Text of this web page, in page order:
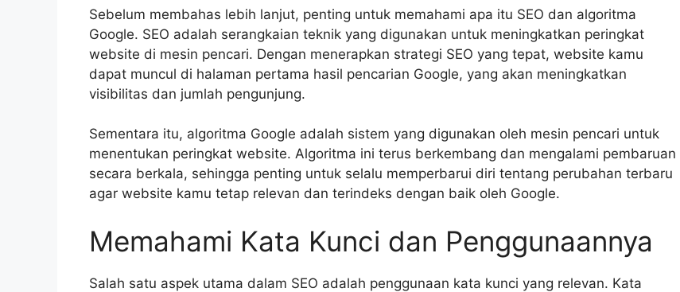
Sebelum membahas lebih lanjut, penting untuk memahami apa itu SEO dan algoritma
Google. SEO adalah serangkaian teknik yang digunakan untuk meningkatkan peringkat
website di mesin pencari. Dengan menerapkan strategi SEO yang tepat, website kamu
dapat muncul di halaman pertama hasil pencarian Google, yang akan meningkatkan
visibilitas dan jumlah pengunjung.
Sementara itu, algoritma Google adalah sistem yang digunakan oleh mesin pencari untuk
menentukan peringkat website. Algoritma ini terus berkembang dan mengalami pembaruan
secara berkala, sehingga penting untuk selalu memperbarui diri tentang perubahan terbaru
agar website kamu tetap relevan dan terindeks dengan baik oleh Google.
Memahami Kata Kunci dan Penggunaannya
Salah satu aspek utama dalam SEO adalah penggunaan kata kunci yang relevan. Kata